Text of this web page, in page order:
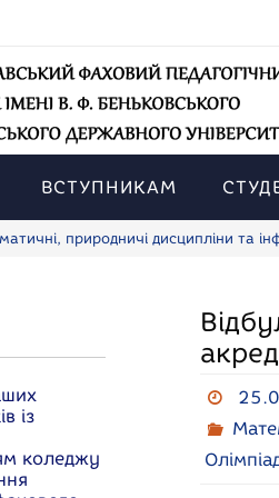
ВСТУПНИКАМ
природничі дисципліни та
із
коледжу